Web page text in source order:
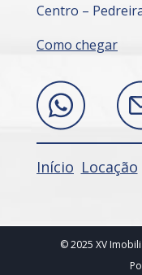
Centro –
Como chegar
Início Locação
© 2025 XV